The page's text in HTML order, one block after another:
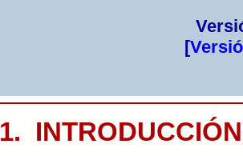
[
1. INTRODUCCIÓN